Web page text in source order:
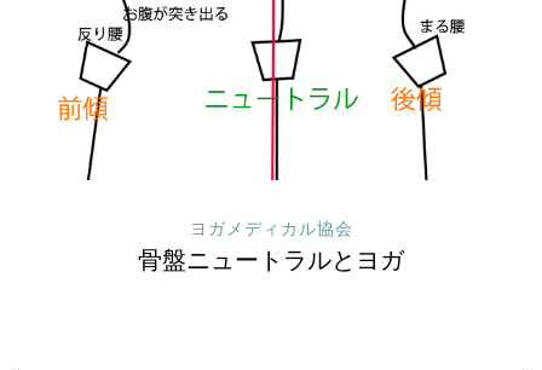
ヨガメディカル協会
骨盤ニュートラルとヨガ